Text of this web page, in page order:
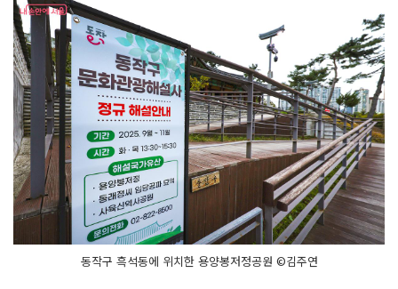
동작구 흑석동에 위치한 용양봉저정공원 ©김주연